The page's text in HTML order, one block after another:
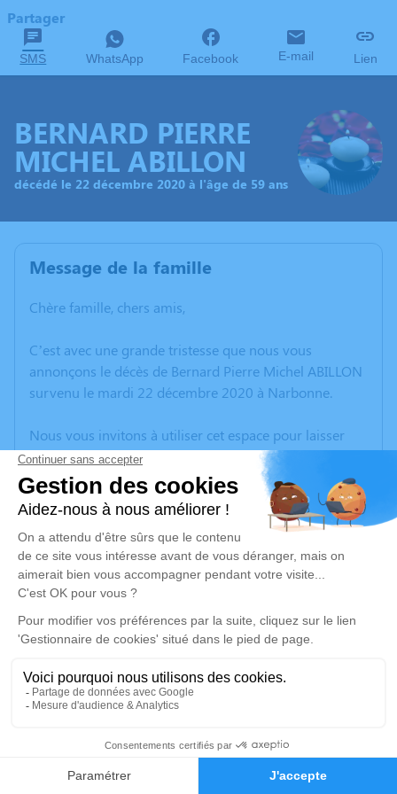
Faire-part Hommages
Partager
SMS WhatsApp Facebook E-mail Lien
BERNARD PIERRE
MICHEL ABILLON
décédé le 22 décembre 2020 à l'âge de 59 ans
Message de la famille
Chère famille, chers amis,
C’est avec une grande tristesse que nous vous
annonçons le décès de Bernard Pierre Michel ABILLON
survenu le mardi 22 décembre 2020 à Narbonne.
Nous vous invitons à utiliser cet espace pour laisser
vos condoléances, partager des photos souvenirs, une
anecdote ou exprimer vos pensées à travers des
poèmes ou des textes. Cet endroit est un lieu
d'expression dédié à honorer la mémoire de Bernard
Pierre Michel ABILLON.
Un service de plantation d’arbre hommage est
disponible ici.
Je rends hommage
Cérémonie religieuse
Église de Villeneuve-de-la-Raho
66180 Villeneuve-de-la-Raho